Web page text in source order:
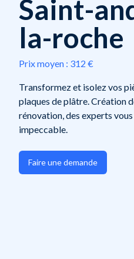
Saint-
la-roche
Prix moyen : 312 €
Transformez et isolez vos
plaques de plâtre. Création
rénovation, des experts
impeccable.
Faire une demande